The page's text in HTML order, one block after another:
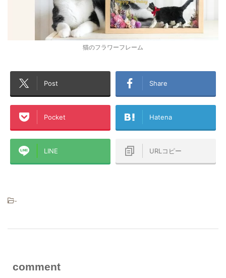
猫のフラワーフレーム
Post Share
Pocket Hatena
LINE URLコピー
-
comment